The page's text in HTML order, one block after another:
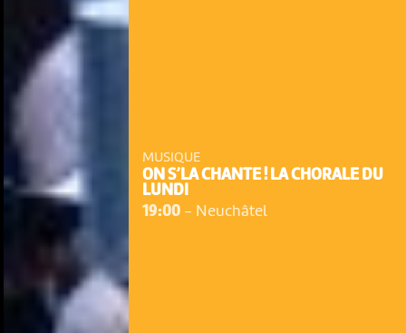
MUSIQUE
ON S’LA CHANTE ! LA CHORALE DU
LUNDI
19:00- Neuchâtel